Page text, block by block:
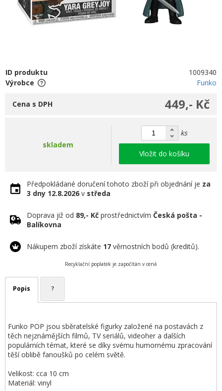
ID produktu
1009340
Výrobce
Funko
449,- Kč
Cena s DPH
skladem
ks
Vložit do košíku
Předpokládané doručení tohoto zboží při objednání je za
3 dny 12.8.2026 v středa
Doprava již od 89,- Kč prostřednictvím Česká pošta -
Balíkovna
Nákupem zboží získáte 17 věrnostních bodů (kreditů).
Recyklační poplatek je započítán v ceně
Popis ?
Funko POP jsou sběratelské figurky založené na postavách z
těch nejznámějších filmů, TV seriálů, videoher a dalších
populárních témat, které se díky svému humornému zpracování
těší oblibě fanoušků po celém světě.
Velikost: cca 10 cm
Materiál: vinyl